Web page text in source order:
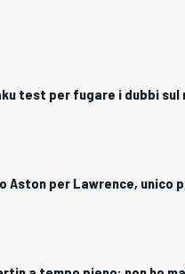
test per fugare i dubbi
Aston per Lawrence,